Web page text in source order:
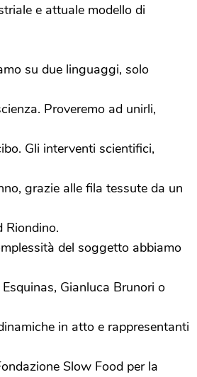
e attuale modello di
su due linguaggi, solo
Proveremo ad unirli,
Gli interventi scientifici,
grazie alle fila tessute da un
Riondino.
del soggetto abbiamo
Gianluca Brunori o
in atto e rappresentanti
Slow Food per la